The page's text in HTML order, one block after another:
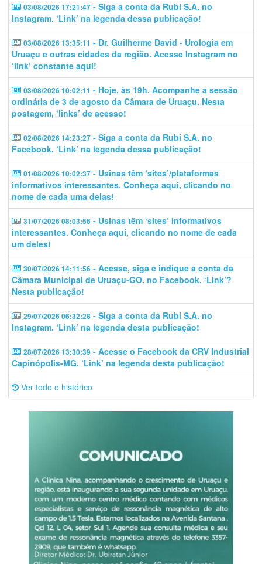
03/08/2026 17:21:47 - Siga a conta da Rubi S.A. no
Instagram. ‘Link’ na legenda dessa publicação!
03/08/2026 13:35:11 - Dr. Guilherme David - Urologia em
Uruaçu e outras cidades da região. Acesse Instagram no
‘link’ constante aqui!
03/08/2026 10:02:11 - Hoje, às 19h. Acompanhe a sessão
ordinária de 3 de agosto da Câmara de Uruaçu. Nesta
postagem, ‘links’ de acesso!
02/08/2026 14:23:27 - Siga a conta da Rubi S.A. no
Facebook. ‘Link’ na legenda dessa publicação!
01/08/2026 10:02:37 - Usinas têm ‘sites’/plataformas
informativos interessantes. Conheça aqui, clicando no
nome de cada uma delas!
31/07/2026 08:03:56 - Usinas têm ‘sites’ informativos
interessantes. Conheça aqui, clicando no nome de cada
um deles!
30/07/2026 14:11:56 - Acesse, siga e indique a conta da
Câmara Municipal de Uruaçu-GO. no Facebook. ‘Link’?
Nesta publicação!
29/07/2026 06:32:28 - Siga a conta da Rubi S.A. no
Instagram. ‘Link’ na legenda desta publicação!
28/07/2026 13:30:39 - Acesse o Facebook da CRV Industrial
Capinópolis-MG. ‘Link’ na legenda desta publicação!
Ver todo o histórico